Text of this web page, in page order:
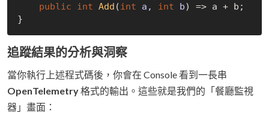
public
int Add (int a, int b)
=> a + b;
追蹤結果的分析與洞察
當你執行上述程式碼後，你會在 Console 看到一長串
OpenTelemetry格式的輸出。這些就是我們的「餐廳監視
器」畫面：